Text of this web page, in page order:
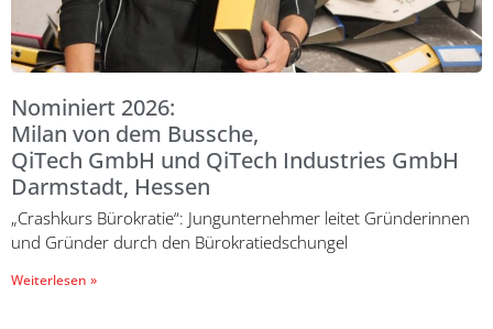
Nominiert 2026:
Milan von dem Bussche,
QiTech GmbH und QiTech Industries GmbH
Darmstadt, Hessen
„Crashkurs Bürokratie“: Jungunternehmer leitet Gründerinnen
und Gründer durch den Bürokratiedschungel
Weiterlesen »